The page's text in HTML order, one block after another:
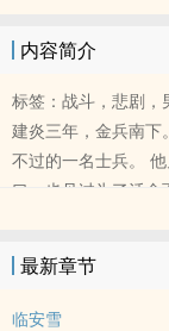
内容简介
标签：战斗，悲剧，
建炎三年，金兵南下
不过的一名士兵。
口，也见过为了活
于烽火。 他才明白
最新章节
临安雪